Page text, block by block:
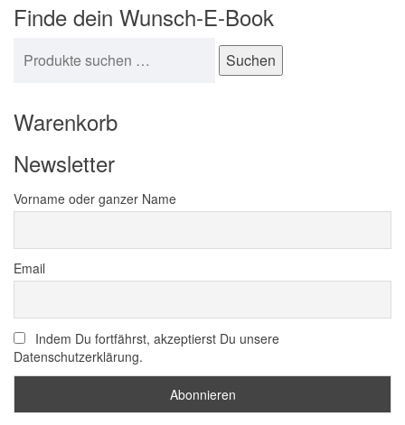
Finde dein Wunsch-E-Book
Suchen
Warenkorb
Newsletter
Vorname oder ganzer Name
Email
Indem Du fortfährst, akzeptierst Du unsere
Datenschutzerklärung.